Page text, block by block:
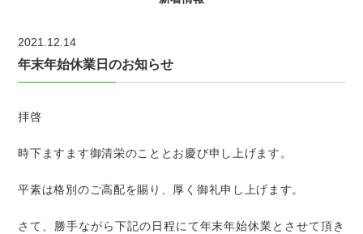
2021.12.14
年末年始休業日のお知らせ
拝啓
時下ますます御清栄のこととお慶び申し上げます。
平素は格別のご高配を賜り、厚く御礼申し上げます。
さて、勝手ながら下記の日程にて年末年始休業とさせて頂き